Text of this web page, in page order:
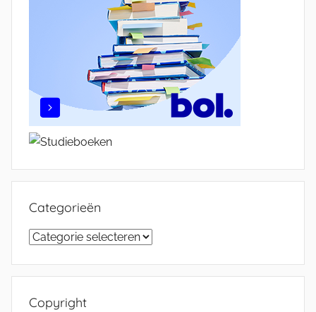
Categorieën
Categorieën
Copyright